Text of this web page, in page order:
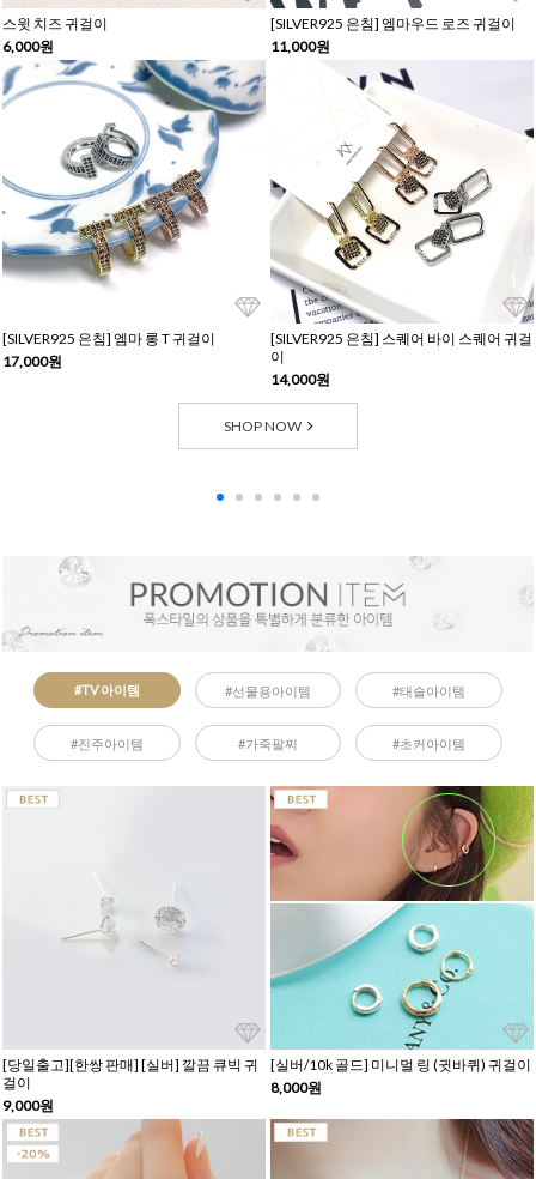
스윗 치즈 귀걸이
6,000원
[SILVER925 은침] 엠마우드 로즈 귀걸이
11,000원
[SILVER925 은침] 엠마 롱 T 귀걸이
17,000원
[SILVER925 은침] 스퀘어 바이 스퀘어 귀걸
이
14,000원
SHOP NOW
#TV 아이템 #선물용아이템 #태슬아이템
#진주아이템 #가죽팔찌 #초커아이템
[당일출고][한쌍 판매] [실버] 깔끔 큐빅 귀
걸이
9,000원
[실버/10k 골드] 미니멀 링 (귓바퀴) 귀걸이
8,000원